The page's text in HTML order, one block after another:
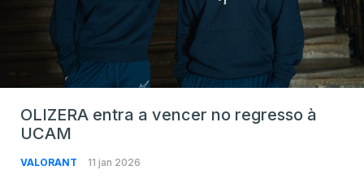
OLIZERA entra a vencer no regresso à
UCAM
VALORANT 11 jan 2026